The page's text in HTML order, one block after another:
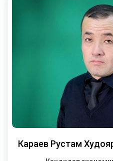
Караев Рустам